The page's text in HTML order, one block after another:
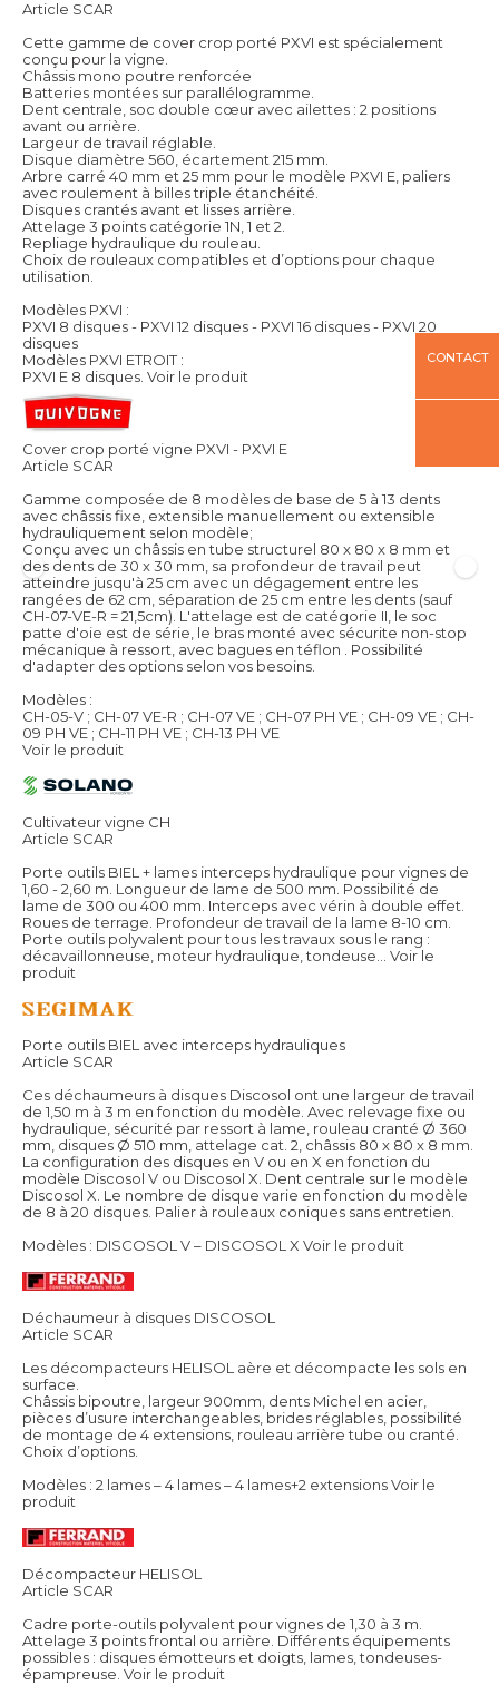
Article SCAR
Cette gamme de cover crop porté PXVI est spécialement
conçu pour la vigne.
Châssis mono poutre renforcée
Batteries montées sur parallélogramme.
Dent centrale, soc double cœur avec ailettes : 2 positions
avant ou arrière.
Largeur de travail réglable.
Disque diamètre 560, écartement 215 mm.
Arbre carré 40 mm et 25 mm pour le modèle PXVI E, paliers
avec roulement à billes triple étanchéité.
Disques crantés avant et lisses arrière.
Attelage 3 points catégorie 1N, 1 et 2.
Repliage hydraulique du rouleau.
Choix de rouleaux compatibles et d’options pour chaque
utilisation.
Modèles PXVI :
PXVI 8 disques - PXVI 12 disques - PXVI 16 disques - PXVI 20
disques
Modèles PXVI ETROIT :
PXVI E 8 disques. Voir le produit
Cover crop porté vigne PXVI - PXVI E
Article SCAR
Gamme composée de 8 modèles de base de 5 à 13 dents
avec châssis fixe, extensible manuellement ou extensible
hydrauliquement selon modèle;
Conçu avec un châssis en tube structurel 80 x 80 x 8 mm et
des dents de 30 x 30 mm, sa profondeur de travail peut
atteindre jusqu'à 25 cm avec un dégagement entre les
rangées de 62 cm, séparation de 25 cm entre les dents (sauf
CH-07-VE-R = 21,5cm). L'attelage est de catégorie II, le soc
patte d'oie est de série, le bras monté avec sécurite non-stop
mécanique à ressort, avec bagues en téflon . Possibilité
d'adapter des options selon vos besoins.
Modèles :
CH-05-V ; CH-07 VE-R ; CH-07 VE ; CH-07 PH VE ; CH-09 VE ; CH-
09 PH VE ; CH-11 PH VE ; CH-13 PH VE
Voir le produit
Cultivateur vigne CH
Article SCAR
Porte outils BIEL + lames interceps hydraulique pour vignes de
1,60 - 2,60 m. Longueur de lame de 500 mm. Possibilité de
lame de 300 ou 400 mm. Interceps avec vérin à double effet.
Roues de terrage. Profondeur de travail de la lame 8-10 cm.
Porte outils polyvalent pour tous les travaux sous le rang :
décavaillonneuse, moteur hydraulique, tondeuse... Voir le
produit
Porte outils BIEL avec interceps hydrauliques
Article SCAR
Ces déchaumeurs à disques Discosol ont une largeur de travail
de 1,50 m à 3 m en fonction du modèle. Avec relevage fixe ou
hydraulique, sécurité par ressort à lame, rouleau cranté Ø 360
mm, disques Ø 510 mm, attelage cat. 2, châssis 80 x 80 x 8 mm.
La configuration des disques en V ou en X en fonction du
modèle Discosol V ou Discosol X. Dent centrale sur le modèle
Discosol X. Le nombre de disque varie en fonction du modèle
de 8 à 20 disques. Palier à rouleaux coniques sans entretien.
Modèles : DISCOSOL V – DISCOSOL X Voir le produit
Déchaumeur à disques DISCOSOL
Article SCAR
Les décompacteurs HELISOL aère et décompacte les sols en
surface.
Châssis bipoutre, largeur 900mm, dents Michel en acier,
pièces d’usure interchangeables, brides réglables, possibilité
de montage de 4 extensions, rouleau arrière tube ou cranté.
Choix d’options.
Modèles : 2 lames – 4 lames – 4 lames+2 extensionsVoir le
produit
Décompacteur HELISOL
Article SCAR
Cadre porte-outils polyvalent pour vignes de 1,30 à 3 m.
Attelage 3 points frontal ou arrière. Différents équipements
possibles : disques émotteurs et doigts, lames, tondeuses-
épampreuse. Voir le produit
CONTACT